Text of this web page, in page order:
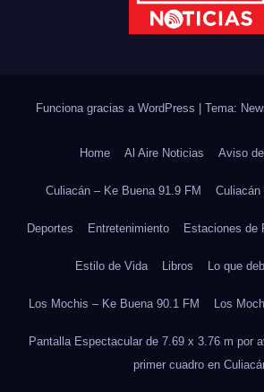
Funciona gracias a WordPress Tema:
Home Al Aire Noticias Aviso
Culiacán – Ke Buena 91.9 FM Culiacán
Deportes Entretenimiento Estaciones de
Estilo de Vida Libros Lo que
Los Mochis – Ke Buena 90.1 FM Los
Pantalla Espectacular de 7.69 x 3.76 m por
primer cuadro en